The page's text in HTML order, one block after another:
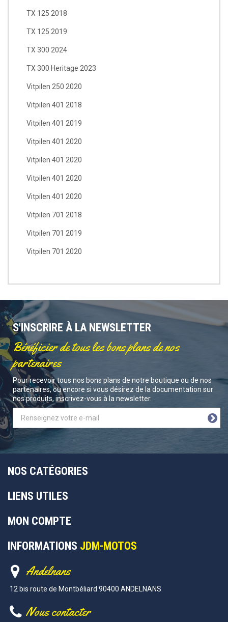
TX 125 2018
TX 125 2019
TX 300 2024
TX 300 Heritage 2023
Vitpilen 250 2020
Vitpilen 401 2018
Vitpilen 401 2019
Vitpilen 401 2020
Vitpilen 401 2020
Vitpilen 401 2020
Vitpilen 401 2020
Vitpilen 701 2018
Vitpilen 701 2019
Vitpilen 701 2020
S'INSCRIRE À LA NEWSLETTER
Bénéficier de tous les bons plans de nos
partenaires
Pour recevoir tous nos bons plans de notre boutique ou de nos
partenaires, ou encore si vous désirez de la documentation sur
nos produits, inscrivez-vous à la newsletter.
NOS CATÉGORIES
LIENS UTILES
MON COMPTE
INFORMATIONS JDM-MOTOS
Andelnans
12 bis route de Montbéliard 90400 ANDELNANS
Nous contacter